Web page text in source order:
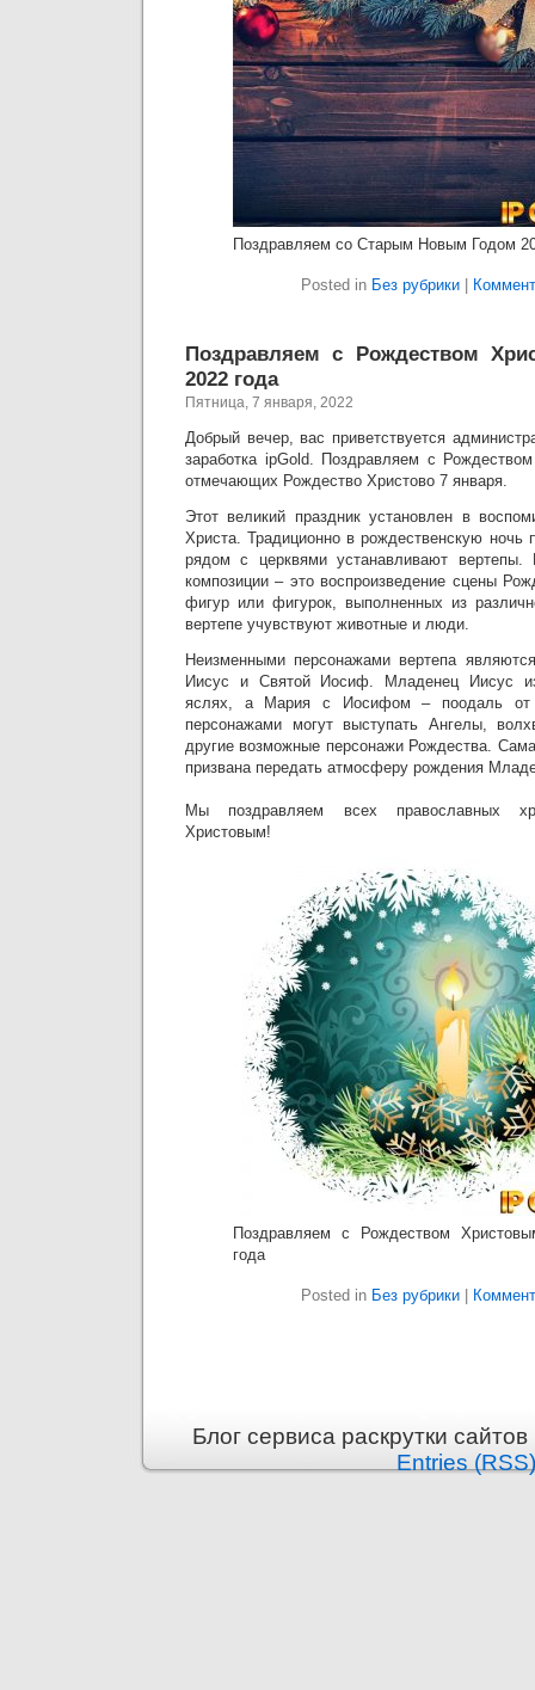
Поздравляем со Старым Новым Годом
Posted in Без рубрики
Поздравляем с Рождеством
2022 года
Пятница, 7 января, 2022
Добрый вечер, вас приветствуется
заработка ipGold. Поздравляем c
отмечающих Рождество Христово 7 января.
Этот великий праздник установлен в
Христа. Традиционно в рождественскую ночь
рядом с церквями устанавливают вертепы.
композиции – это воспроизведение сцены
фигур или фигурок, выполненных из
вертепе учувствуют животные и люди.
Неизменными персонажами вертепа
Иисус и Святой Иосиф. Младенец Иисус
яслях, а Мария с Иосифом – поодаль от
персонажами могут выступать Ангелы,
другие возможные персонажи Рождества.
призвана передать атмосферу рождения
Мы поздравляем всех православных
Христовым!
Поздравляем с Рождеством
года
Posted in Без рубрики
Блог сервиса раскрутки
Entries (RSS)